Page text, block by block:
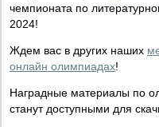
чемпионата по
2024!
Ждем вас в других наших
онлайн олимпиадах!
Наградные материалы по
станут доступными для